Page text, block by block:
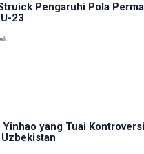
Pengaruhi Pola
23
yang Tuai